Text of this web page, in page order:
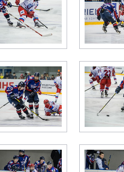
МХК Динамо-Карелия
МХК Спартак-МАХ
Сахалинские Акулы
Тайфун
ХК Капитан